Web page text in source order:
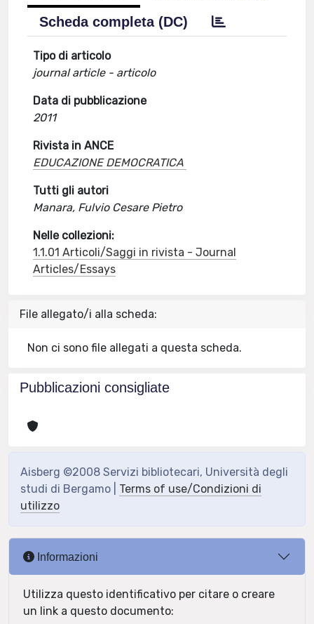
Scheda completa (DC)
Tipo di articolo
journal article - articolo
Data di pubblicazione
2011
Rivista in ANCE
EDUCAZIONE DEMOCRATICA
Tutti gli autori
Manara, Fulvio Cesare Pietro
Nelle collezioni:
1.1.01 Articoli/Saggi in rivista - Journal
Articles/Essays
File allegato/i alla scheda:
Non ci sono file allegati a questa scheda.
Pubblicazioni consigliate
Aisberg ©2008 Servizi bibliotecari, Università degli
studi di Bergamo | Terms of use/Condizioni di
utilizzo
Informazioni
Utilizza questo identificativo per citare o creare
un link a questo documento: